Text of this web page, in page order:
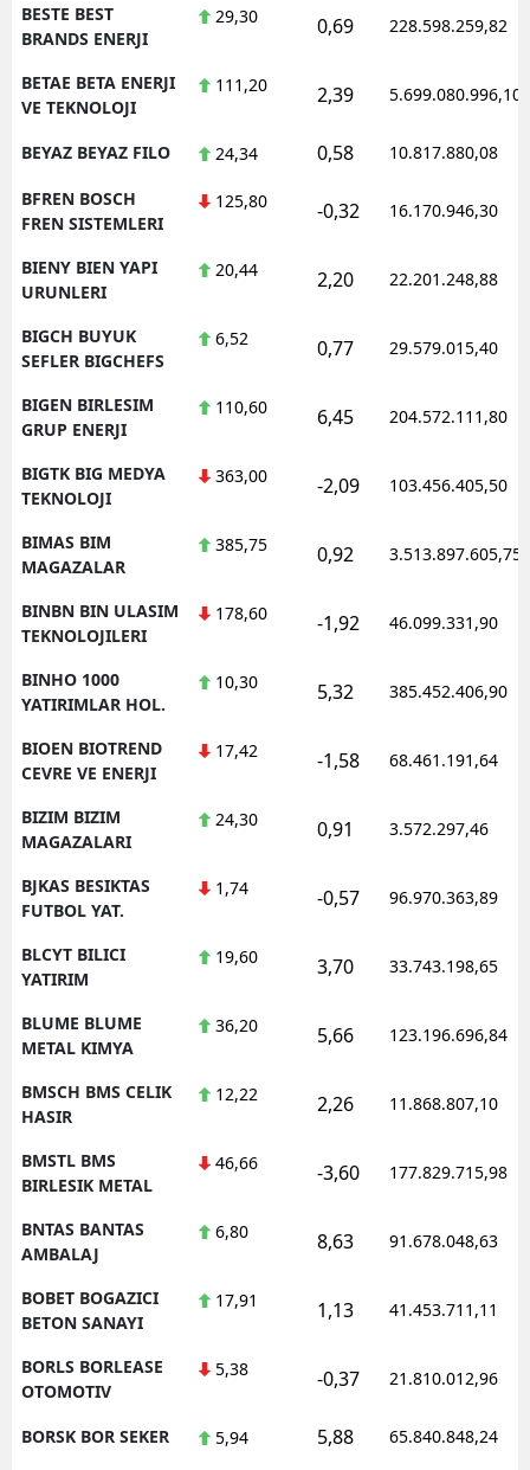
BESTE BEST
BRANDS ENERJI
29,30 0,69 228.598.259,82
BETAE BETA ENERJI
VE TEKNOLOJI
111,20 2,39 5.699.080.996,10
BEYAZ BEYAZ FILO 24,34 0,58 10.817.880,08
BFREN BOSCH
FREN SISTEMLERI
125,80 -0,32 16.170.946,30
BIENY BIEN YAPI
URUNLERI
20,44 2,20 22.201.248,88
BIGCH BUYUK
SEFLER BIGCHEFS
6,52 0,77 29.579.015,40
BIGEN BIRLESIM
GRUP ENERJI
110,60 6,45 204.572.111,80
BIGTK BIG MEDYA
TEKNOLOJI
363,00 -2,09 103.456.405,50
BIMAS BIM
MAGAZALAR
385,75 0,92 3.513.897.605,75
BINBN BIN ULASIM
TEKNOLOJILERI
178,60 -1,92 46.099.331,90
BINHO 1000
YATIRIMLAR HOL.
10,30 5,32 385.452.406,90
BIOEN BIOTREND
CEVRE VE ENERJI
17,42 -1,58 68.461.191,64
BIZIM BIZIM
MAGAZALARI
24,30 0,91 3.572.297,46
BJKAS BESIKTAS
FUTBOL YAT.
1,74 -0,57 96.970.363,89
BLCYT BILICI
YATIRIM
19,60 3,70 33.743.198,65
BLUME BLUME
METAL KIMYA
36,20 5,66 123.196.696,84
BMSCH BMS CELIK
HASIR
12,22 2,26 11.868.807,10
BMSTL BMS
BIRLESIK METAL
46,66 -3,60 177.829.715,98
BNTAS BANTAS
AMBALAJ
6,80 8,63 91.678.048,63
BOBET BOGAZICI
BETON SANAYI
17,91 1,13 41.453.711,11
BORLS BORLEASE
OTOMOTIV
5,38 -0,37 21.810.012,96
BORSK BOR SEKER 5,94 5,88 65.840.848,24